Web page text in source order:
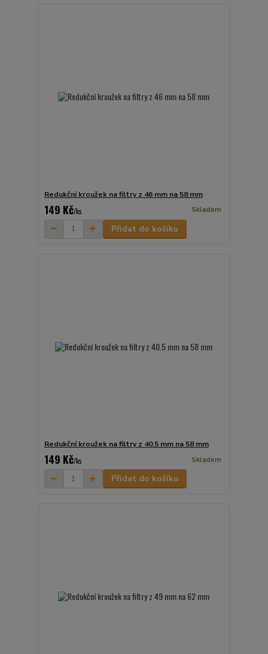
Redukční kroužek na filtry z 46 mm na 58 mm
149 Kč/ks Skladem
Přidat do košíku
Redukční kroužek na filtry z 40.5 mm na 58 mm
149 Kč/ks Skladem
Přidat do košíku